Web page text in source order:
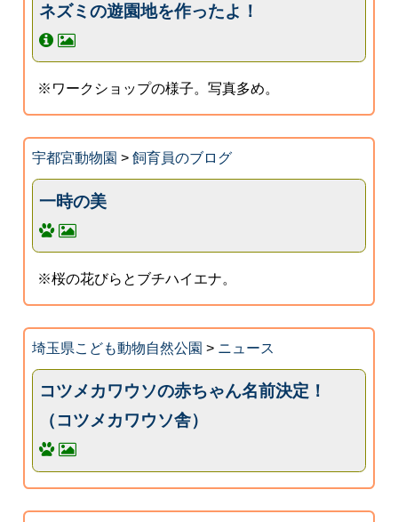
ネズミの遊園地を作ったよ！
※ワークショップの様子。写真多め。
宇都宮動物園 > 飼育員のブログ
一時の美
※桜の花びらとブチハイエナ。
埼玉県こども動物自然公園 > ニュース
コツメカワウソの赤ちゃん名前決定！
（コツメカワウソ舎）